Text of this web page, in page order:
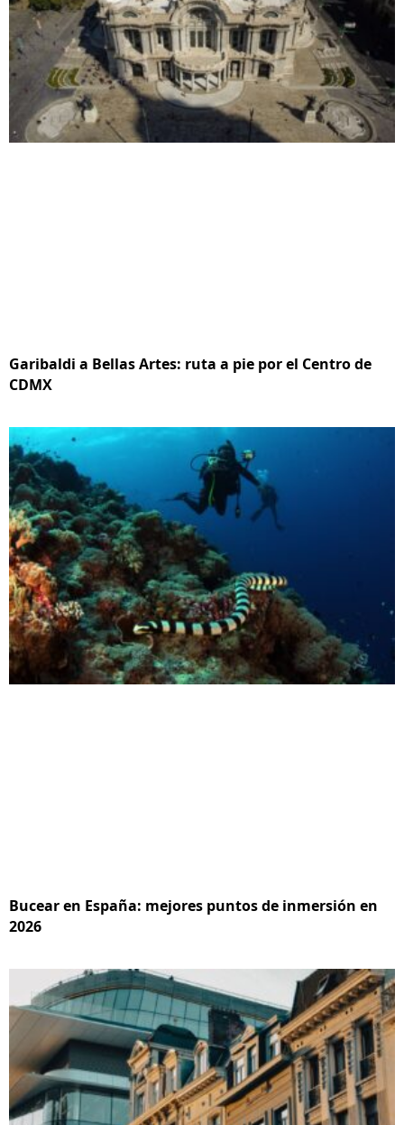
Garibaldi a Bellas Artes: ruta a pie por el Centro de
CDMX
Bucear en España: mejores puntos de inmersión en
2026